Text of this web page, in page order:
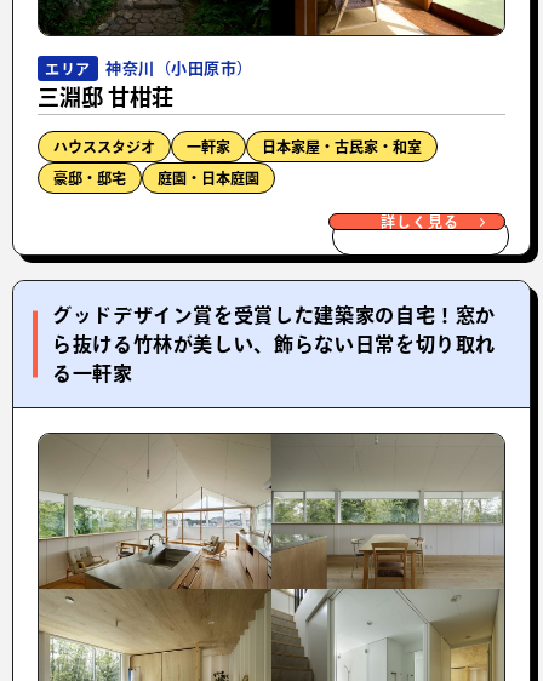
エリア 神奈川（小田原市）
三淵邸 甘柑荘
ハウススタジオ 一軒家 日本家屋・古民家・和室
豪邸・邸宅 庭園・日本庭園
詳しく見る
グッドデザイン賞を受賞した建築家の自宅！窓か
ら抜ける竹林が美しい、飾らない日常を切り取れ
る一軒家